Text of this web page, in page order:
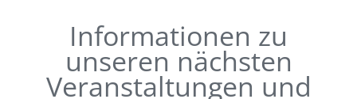
Informationen zu
unseren nächsten
Veranstaltungen und